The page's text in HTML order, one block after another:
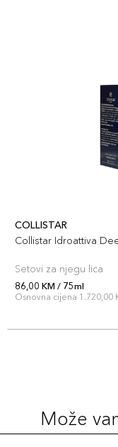
COLLISTAR
Collistar Idroattiva
Setovi za njegu lica
86,00 KM / 75ml
Osnovna cijena 1.720,00
Može